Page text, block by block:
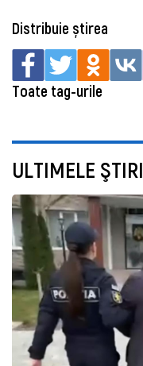
Distribuie știrea
Toate tag-urile
ULTIMELE ŞTIRI